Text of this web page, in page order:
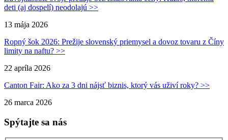
deti (aj dospelí) neodolajú >>
13 mája 2026
Ropný šok 2026: Prežije slovenský priemysel a dovoz tovaru z Číny
limity na naftu? >>
22 apríla 2026
Canton Fair: Ako za 3 dni nájsť biznis, ktorý vás uživí roky? >>
26 marca 2026
Spýtajte sa nás